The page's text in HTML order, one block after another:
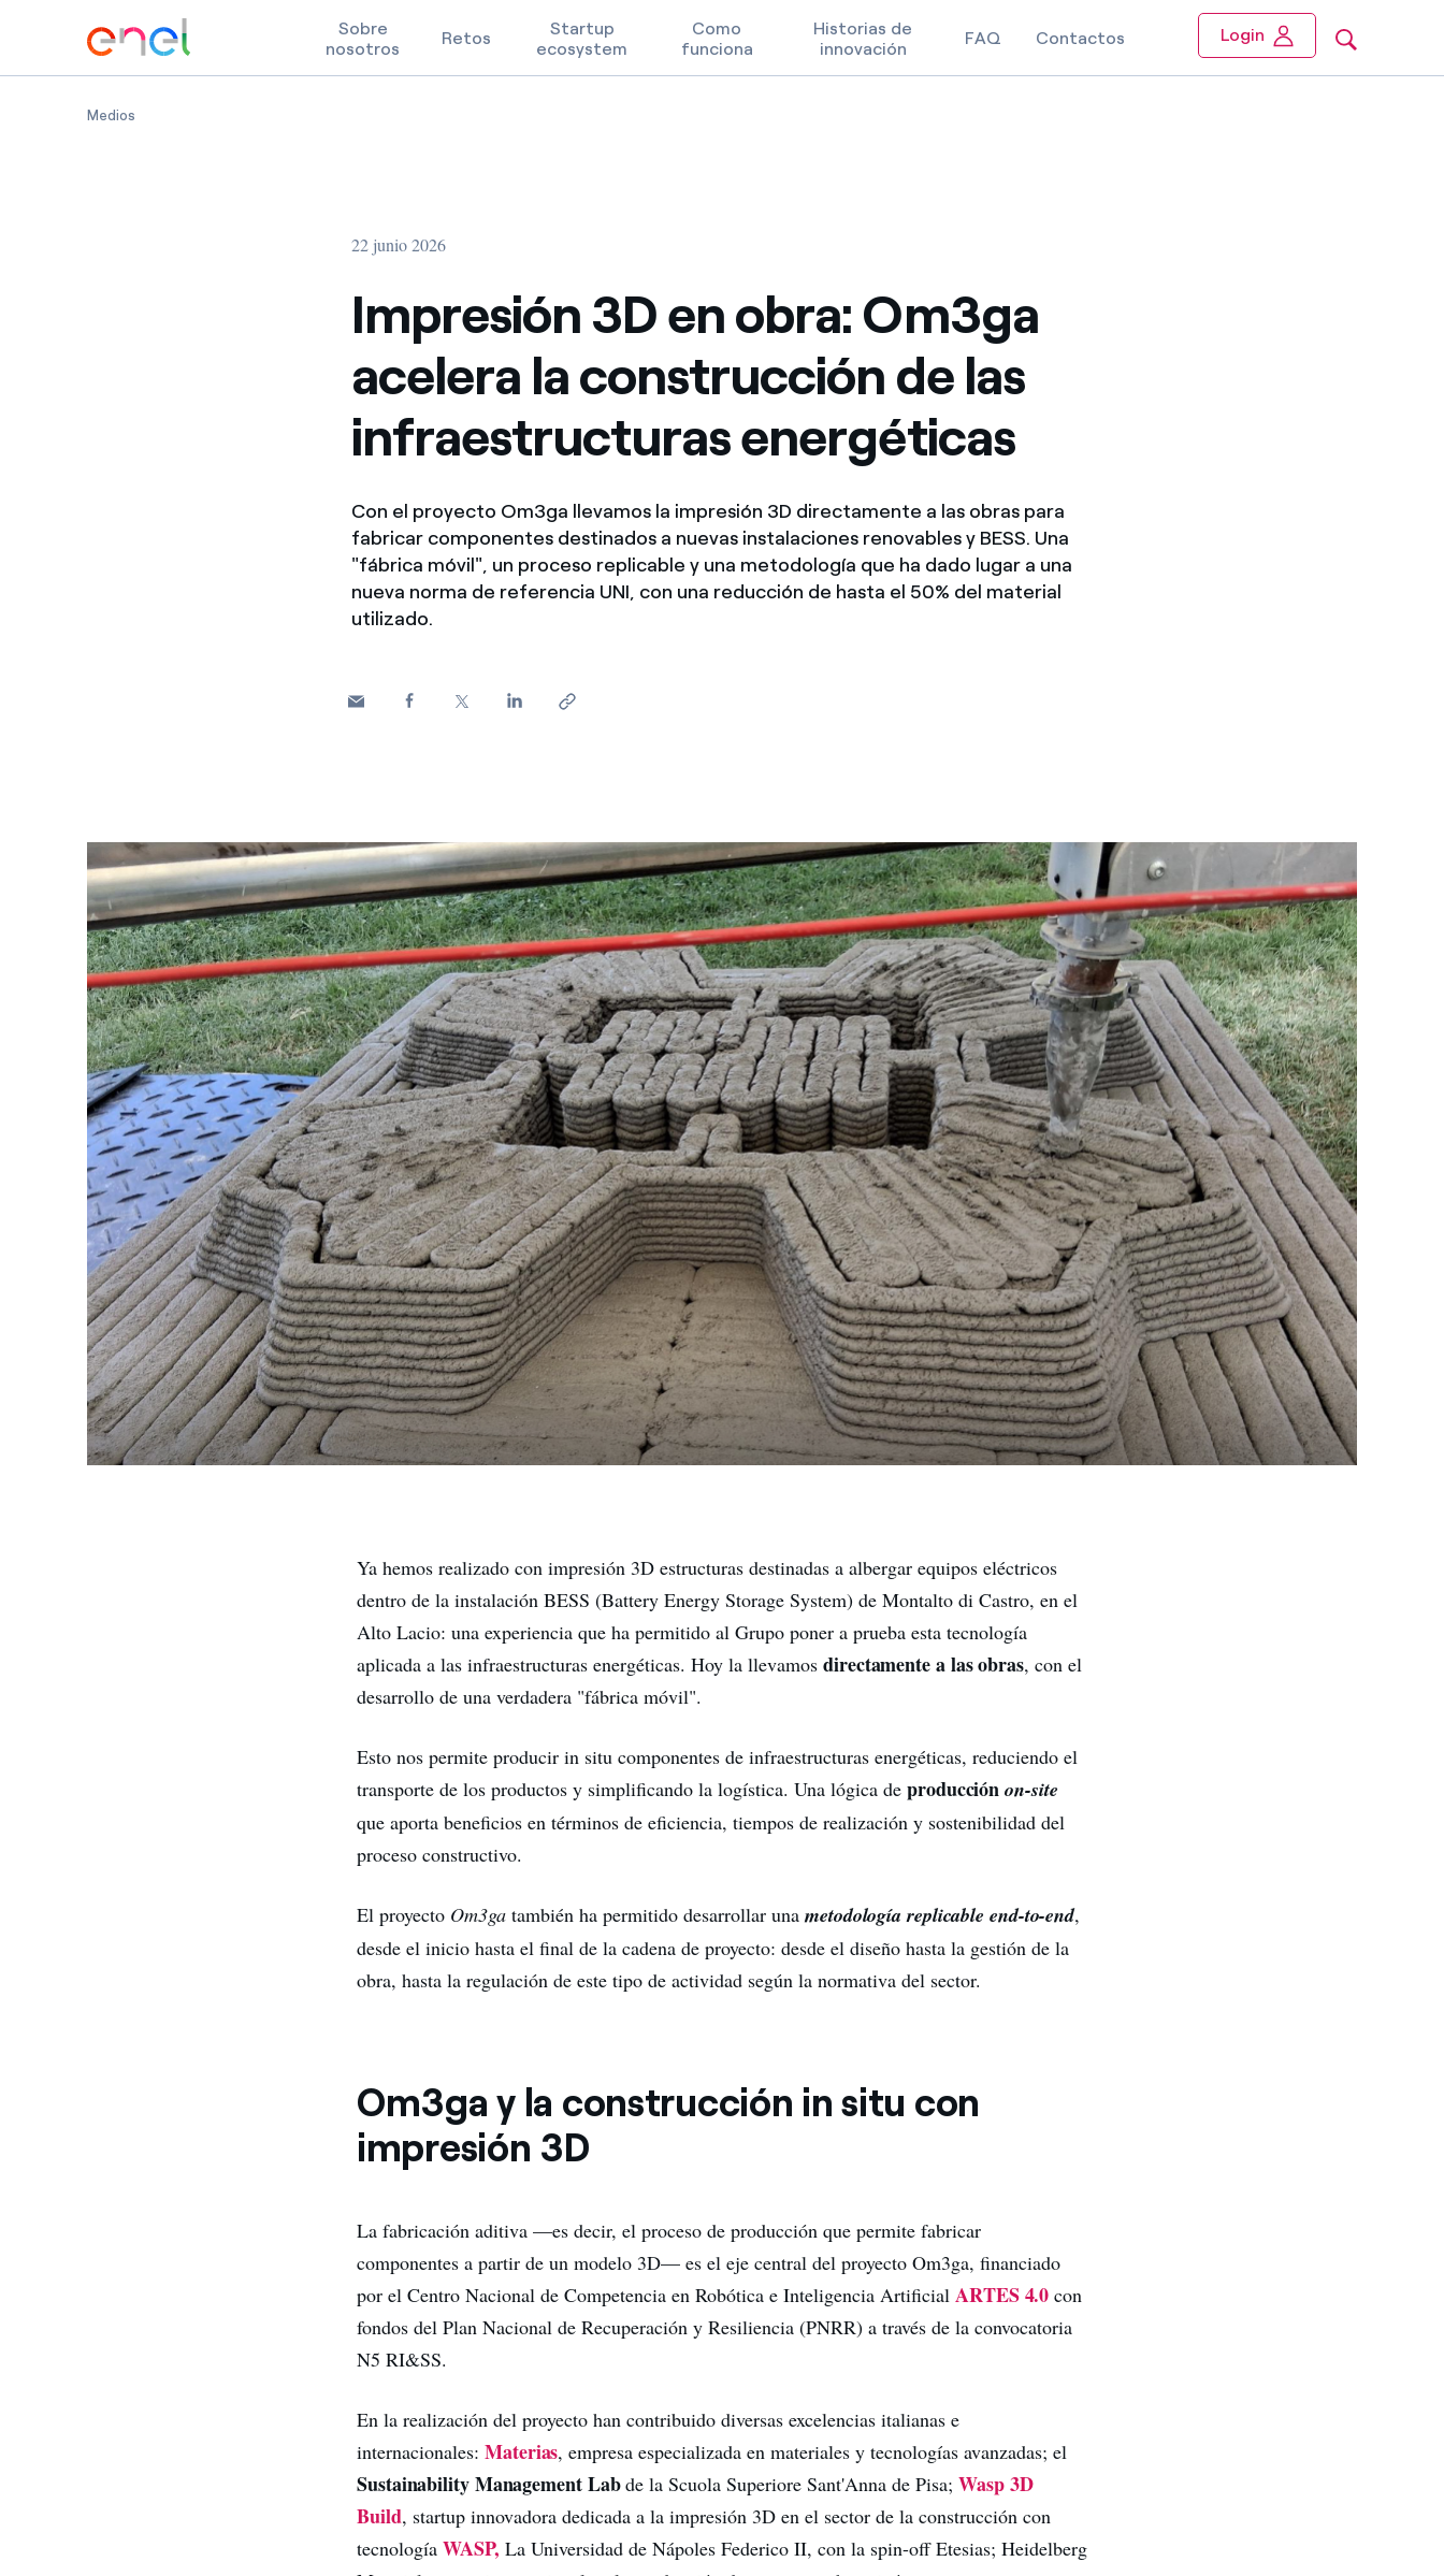
Skip to content
Sobre
nosotros
Retos
Startup
ecosystem
Como
funciona
Historias de
innovación
FAQ Contactos Login
MediosImpresión 3D en obra: Om3ga acelera la construcción de las infraestructuras energéticas
22 junio 2026
Impresión 3D en obra: Om3ga
acelera la construcción de las
infraestructuras energéticas
Con el proyecto Om3ga llevamos la impresión 3D directamente a las obras para
fabricar componentes destinados a nuevas instalaciones renovables y BESS. Una
"fábrica móvil", un proceso replicable y una metodología que ha dado lugar a una
nueva norma de referencia UNI, con una reducción de hasta el 50% del material
utilizado.
Ya hemos realizado con impresión 3D estructuras destinadas a albergar equipos eléctricos
dentro de la instalación BESS (Battery Energy Storage System) de Montalto di Castro, en el
Alto Lacio: una experiencia que ha permitido al Grupo poner a prueba esta tecnología
aplicada a las infraestructuras energéticas. Hoy la llevamosdirectamente a las obras, con el
desarrollo de una verdadera "fábrica móvil".
Esto nos permite producir in situ componentes de infraestructuras energéticas, reduciendo el
transporte de los productos y simplificando la logística. Una lógica deproducciónon-site
que aporta beneficios en términos de eficiencia, tiempos de realización y sostenibilidad del
proceso constructivo.
El proyecto Om3gatambién ha permitido desarrollar unametodología replicable end-to-end,
desde el inicio hasta el final de la cadena de proyecto: desde el diseño hasta la gestión de la
obra, hasta la regulación de este tipo de actividad según la normativa del sector.
Om3ga y la construcción in situ con
impresión 3D
La fabricación aditiva —es decir, el proceso de producción que permite fabricar
componentes a partir de un modelo 3D— es el eje central del proyecto Om3ga, financiado
por el Centro Nacional de Competencia en Robótica e Inteligencia ArtificialARTES 4.0 con
fondos del Plan Nacional de Recuperación y Resiliencia (PNRR) a través de la convocatoria
N5 RI&SS.
En la realización del proyecto han contribuido diversas excelencias italianas e
internacionales:Materias, empresa especializada en materiales y tecnologías avanzadas; el
Sustainability Management Labde la Scuola Superiore Sant'Anna de Pisa;Wasp 3D
Build, startup innovadora dedicada a la impresión 3D en el sector de la construcción con
tecnologíaWASP, La Universidad de Nápoles Federico II, con la spin-off Etesias; Heidelberg